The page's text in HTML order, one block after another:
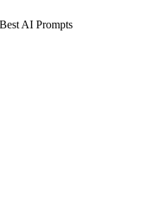
AI Prompts